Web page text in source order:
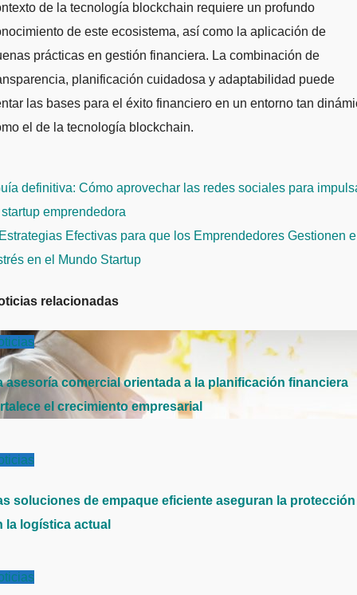
de la tecnología blockchain requiere un profundo
de este ecosistema, así como la aplicación de
prácticas en gestión financiera. La combinación de
planificación cuidadosa y adaptabilidad puede
las bases para el éxito financiero en un entorno tan
el de la tecnología blockchain.
definitiva: Cómo aprovechar las redes sociales para
emprendedora
Efectivas para que los Emprendedores Gestionen
en el Mundo Startup
relacionadas
asesoría comercial orientada a la planificación financiera
el crecimiento empresarial
soluciones de empaque eficiente aseguran la protección
la logística actual